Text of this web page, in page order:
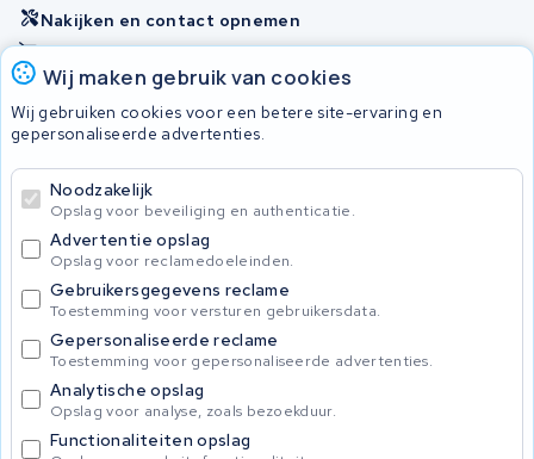
Wij maken gebruik van cookies
Wij gebruiken cookies voor een betere site-ervaring en
gepersonaliseerde advertenties.
Noodzakelijk
Opslag voor beveiliging en authenticatie.
Advertentie opslag
Opslag voor reclamedoeleinden.
Gebruikersgegevens reclame
Toestemming voor versturen gebruikersdata.
Gepersonaliseerde reclame
Toestemming voor gepersonaliseerde advertenties.
Analytische opslag
Opslag voor analyse, zoals bezoekduur.
Functionaliteiten opslag
Nakijken en contact opnemen
Onherstelbaar
Accu's
© 2026 KWS Seuren
Algemene voorwaarden
Privacy Policy